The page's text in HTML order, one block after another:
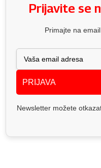
Prijavite se
Primajte na
PRIJAVA
Newsletter možete